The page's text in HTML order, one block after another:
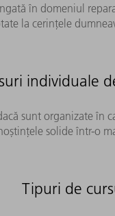
în domeniul
la cerințele
individuale
sunt organizate în
solide într-o
Tipuri de